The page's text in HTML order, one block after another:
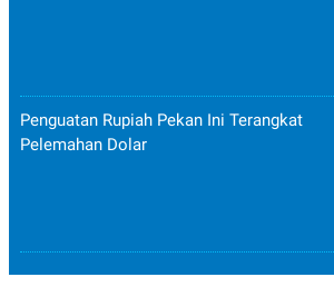
Penguatan Rupiah Pekan Ini Terangkat
Pelemahan Dolar